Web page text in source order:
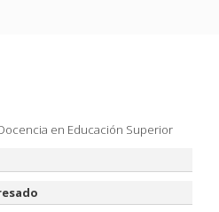
en Educación Superior